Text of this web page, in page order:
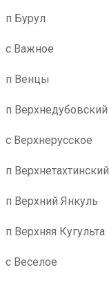
п Бурул
с Важное
п Венцы
п Верхнедубовский
с Верхнерусское
п Верхнетахтинский
п Верхний Янкуль
п Верхняя Кугульта
с Веселое